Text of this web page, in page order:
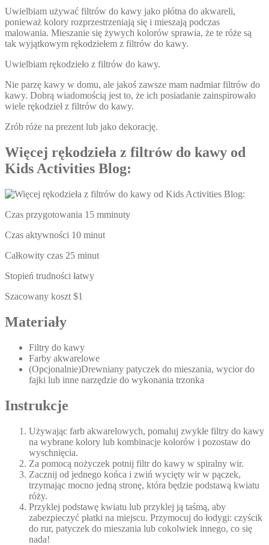
Uwielbiam używać filtrów do kawy jako płótna do akwareli,
ponieważ kolory rozprzestrzeniają się i mieszają podczas
malowania. Mieszanie się żywych kolorów sprawia, że te róże są
tak wyjątkowym rękodziełem z filtrów do kawy.
Uwielbiam rękodzieło z filtrów do kawy.
Nie parzę kawy w domu, ale jakoś zawsze mam nadmiar filtrów do
kawy. Dobrą wiadomością jest to, że ich posiadanie zainspirowało
wiele rękodzieł z filtrów do kawy.
Zrób róże na prezent lub jako dekorację.
Więcej rękodzieła z filtrów do kawy od
Kids Activities Blog:
Czas przygotowania 15 mminuty
Czas aktywności 10 minut
Całkowity czas 25 minut
Stopień trudności łatwy
Szacowany koszt $1
Materiały
Filtry do kawy
Farby akwarelowe
(Opcjonalnie)Drewniany patyczek do mieszania, wycior do
fajki lub inne narzędzie do wykonania trzonka
Instrukcje
Używając farb akwarelowych, pomaluj zwykłe filtry do kawy
na wybrane kolory lub kombinacje kolorów i pozostaw do
wyschnięcia.
Za pomocą nożyczek potnij filtr do kawy w spiralny wir.
Zacznij od jednego końca i zwiń wycięty wir w pączek,
trzymając mocno jedną stronę, która będzie podstawą kwiatu
róży.
Przyklej podstawę kwiatu lub przyklej ją taśmą, aby
zabezpieczyć płatki na miejscu. Przymocuj do łodygi: czyścik
do rur, patyczek do mieszania lub cokolwiek innego, co się
nada!